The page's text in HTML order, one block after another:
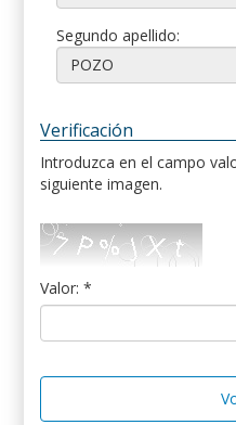
Segundo apellido:
Verificación
Introduzca en el campo
siguiente imagen.
Valor: *